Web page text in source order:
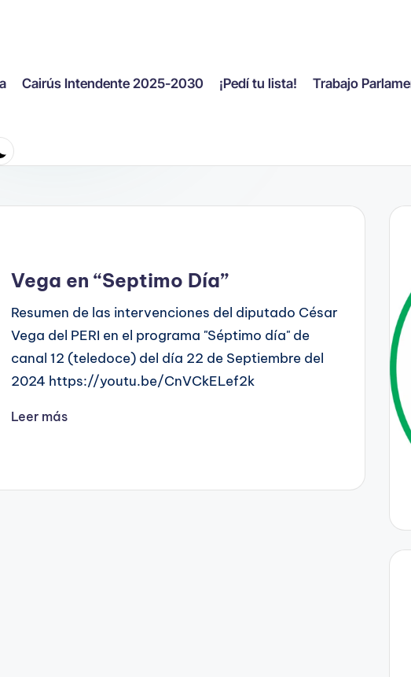
Cairús Intendente 2025-2030 ¡Pedí tu lista! Trabajo
Vega en “Septimo Día”
Resumen de las intervenciones del diputado César
Vega del PERI en el programa "Séptimo día" de
canal 12 (teledoce) del día 22 de Septiembre del
2024 https://youtu.be/CnVCkELef2k
Leer más